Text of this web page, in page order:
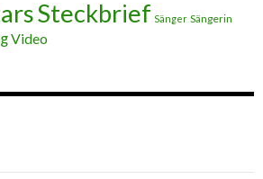
Steckbrief Sänger Sängerin
Video